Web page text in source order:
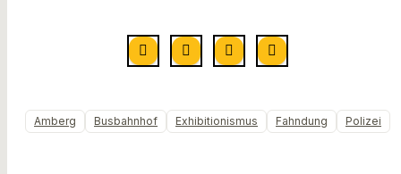
Amberg Busbahnhof Exhibitionismus Fahndung Polizei